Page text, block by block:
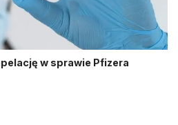
w sprawie Pfizera